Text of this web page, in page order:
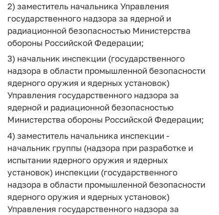
2) заместитель начальника Управления
государственного надзора за ядерной и
радиационной безопасностью Министерства
обороны Российской Федерации;
3) начальник инспекции (государственного
надзора в области промышленной безопасности
ядерного оружия и ядерных установок)
Управления государственного надзора за
ядерной и радиационной безопасностью
Министерства обороны Российской Федерации;
4) заместитель начальника инспекции -
начальник группы (надзора при разработке и
испытании ядерного оружия и ядерных
установок) инспекции (государственного
надзора в области промышленной безопасности
ядерного оружия и ядерных установок)
Управления государственного надзора за